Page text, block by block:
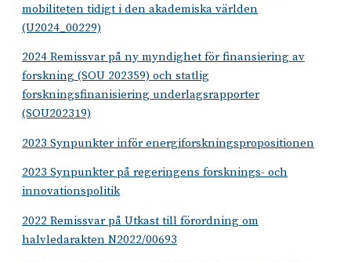
mobiliteten tidigt i den akademiska världen
(U2024_00229)
2024 Remissvar på ny myndighet för finansiering av
forskning (SOU 202359) och statlig
forskningsfinanisiering underlagsrapporter
(SOU202319)
2023 Synpunkter inför energiforskningspropositionen
2023 Synpunkter på regeringens forsknings- och
innovationspolitik
2022 Remissvar på Utkast till förordning om
halvledarakten N2022/00693